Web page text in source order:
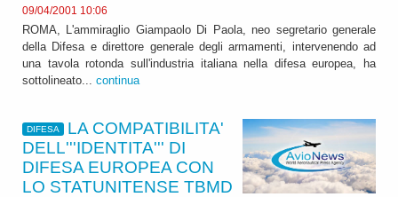
09/04/2001 10:06
ROMA, L'ammiraglio Giampaolo Di Paola, neo segretario generale
della Difesa e direttore generale degli armamenti, intervenendo ad
una tavola rotonda sull'industria italiana nella difesa europea, ha
sottolineato... continua
DIFESA
LA COMPATIBILITA'
DELL'''IDENTITA''' DI
DIFESA EUROPEA CON
LO STATUNITENSE TBMD